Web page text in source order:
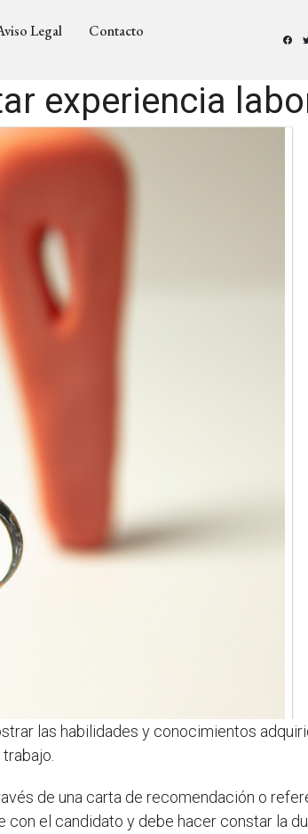
Legal Contacto
experiencia
las habilidades y conocimientos
de una carta de recomendación o
el candidato y debe hacer constar la